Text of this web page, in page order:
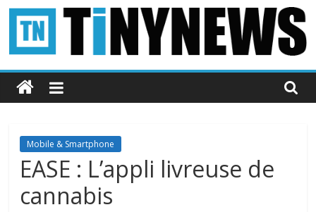
Passer
contenu
Tinynews
Le
belge
connecté
Mobile & Smartphone
EASE : L’appli livreuse de
cannabis